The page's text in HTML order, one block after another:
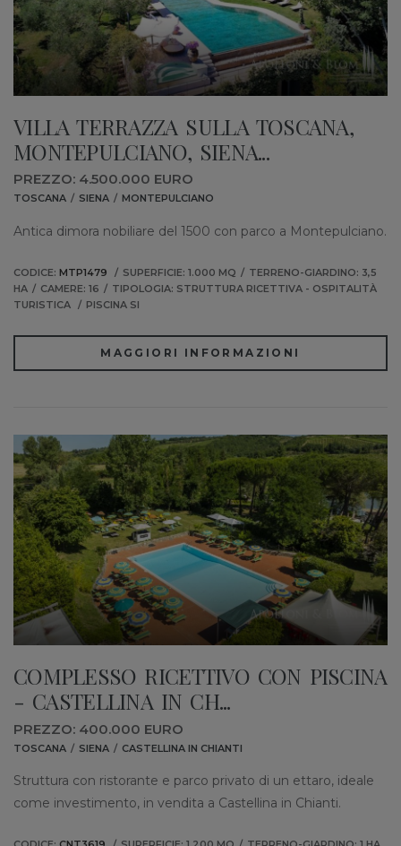
VILLA TERRAZZA SULLA TOSCANA,
MONTEPULCIANO, SIENA...
PREZZO: 4.500.000 EURO
TOSCANA SIENA MONTEPULCIANO
Antica dimora nobiliare del 1500 con parco a Montepulciano.
CODICE: MTP1479 SUPERFICIE: 1.000 MQ
TERRENO-GIARDINO: 3,5
HA
CAMERE: 16
TIPOLOGIA: STRUTTURA RICETTIVA - OSPITALITÀ
TURISTICA
PISCINA SI
MAGGIORI INFORMAZIONI
COMPLESSO RICETTIVO CON PISCINA
- CASTELLINA IN CH...
PREZZO: 400.000 EURO
TOSCANA SIENA CASTELLINA IN CHIANTI
Struttura con ristorante e parco privato di un ettaro, ideale
come investimento, in vendita a Castellina in Chianti.